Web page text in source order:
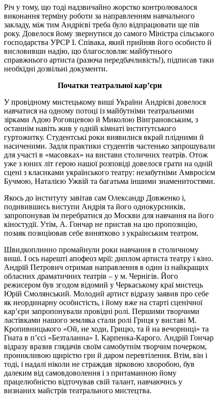
Річ у тому, що тоді надзвичайно жорстко контролювалося
виконання терміну роботи за направленням навчального
закладу, між тим Андрієві треба було відпрацювати ще пів
року. Довелося йому звернутися до самого Міністра сільського
господарства УРСР І. Співака, який прийняв його особисто й
висловивши надію, що благословляє майбутнього
справжнього артиста (разюча передбачливість!), підписав таки
необхідні дозвільні документи.
Початки театральної кар’єри
У провідному мистецькому виші України Андрієві довелося
навчатися на одному потоці із майбутніми театральними
зірками Адою Роговцевою й Миколою Вінграновським, з
останнім навіть жив у одній кімнаті інститутського
гуртожитку. Студентські роки виявилися вкрай плідними й
насиченими. Задля практики студентів частенько запрошували
для участі в «масовках» на вистави столичних театрів. Отож
уже з юних літ герою нашої розповіді довелося грати на одній
сцені з класиками українського театру: незабутніми Амвросієм
Бучмою, Наталією Ужвій та багатьма іншими знаменитостями.
Якось до інституту завітав сам Олександр Довженко і,
подивившись виступи Андрія та його однокурсників,
запропонував їм перебратися до Москви для навчання на його
кіностудії. Утім, А. Гончар не пристав на цю пропозицію,
позаяк позиціював себе винятково з українським театром.
Швидкоплинно промайнули роки навчання в столичному
виші. І ось нарешті апофеоз мрії: диплом артиста театру і кіно.
Андрій Петрович отримав направлення в один із найкращих
обласних драматичних театрів – у м. Чернігів. Його
режисером був згодом відомий у Черкаському краї мистець
Юрій Смолянський. Молодий артист відразу заявив про себе
як неординарну особистість, і йому вже на старті сценічної
кар’єри запропонували провідні ролі. Першими творчими
ластівками нашого земляка стали ролі Гриця у виставі М.
Кропивницького «Ой, не ходи, Грицю, та й на вечорниці» та
Гната в п’єсі «Безталанна» І. Карпенка-Карого. Андрій Гончар
відразу вразив глядачів своїм самобутнім творчим почерком,
проникливою щирістю гри й даром перевтілення. Втім, він і
тоді, і надалі ніколи не страждав зірковою хворобою, був
далеким від самовдоволення і з притаманною йому
працелюбністю відточував свій талант, навчаючись у
визнаних майстрів театрального мистецтва.